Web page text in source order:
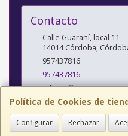
Política de Cookies de
Configurar Rechazar
Contacto
Calle Guaraní, local 11
14014 Córdoba,
957437816
957437816
info@affinatupc.com
Horario